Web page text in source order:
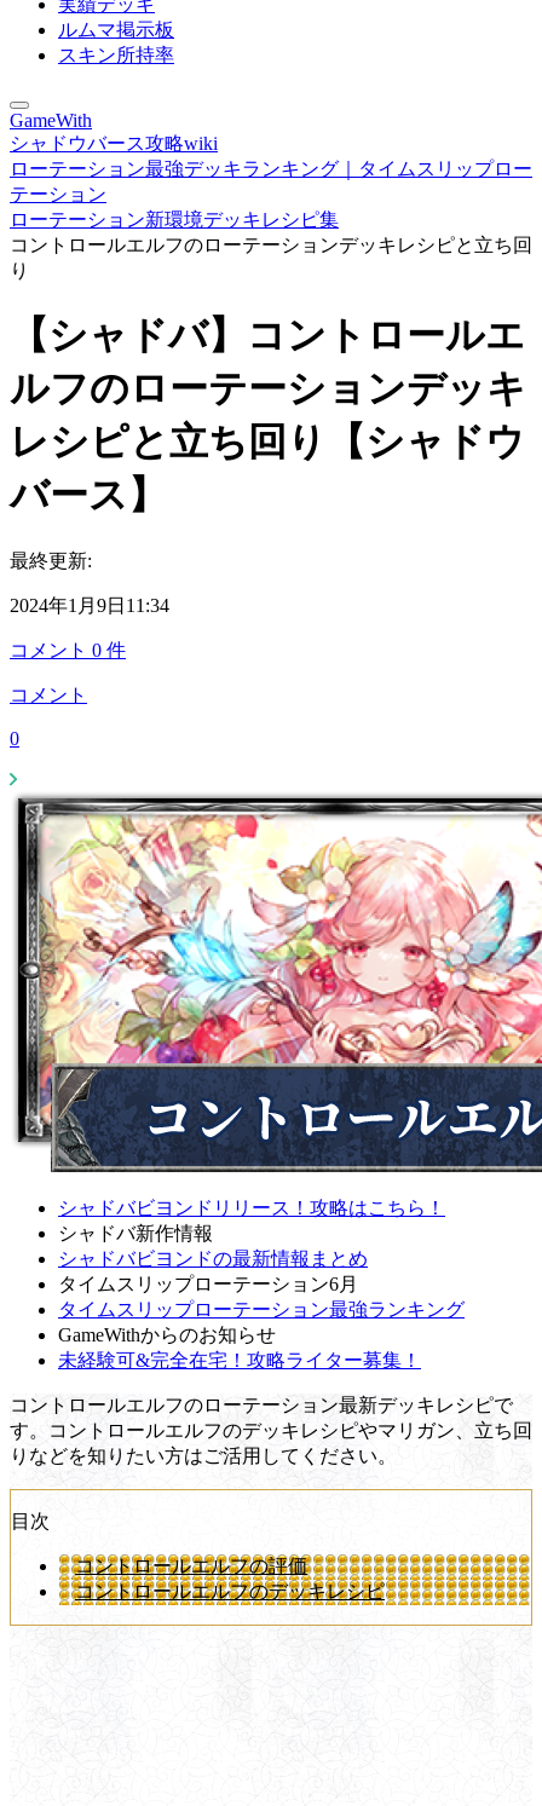
実績デッキ
ルムマ掲示板
スキン所持率
GameWith
シャドウバース攻略wiki
ローテーション最強デッキランキング｜タイムスリップロー
テーション
ローテーション新環境デッキレシピ集
コントロールエルフのローテーションデッキレシピと立ち回
り
【シャドバ】コントロールエ
ルフのローテーションデッキ
レシピと立ち回り【シャドウ
バース】
最終更新:
2024年1月9日11:34
コメント 0 件
コメント
0
シャドバビヨンドリリース！攻略はこちら！
シャドバ新作情報
シャドバビヨンドの最新情報まとめ
タイムスリップローテーション6月
タイムスリップローテーション最強ランキング
GameWithからのお知らせ
未経験可&完全在宅！攻略ライター募集！
コントロールエルフのローテーション最新デッキレシピで
す。コントロールエルフのデッキレシピやマリガン、立ち回
りなどを知りたい方はご活用してください。
目次
コントロールエルフの評価
コントロールエルフのデッキレシピ